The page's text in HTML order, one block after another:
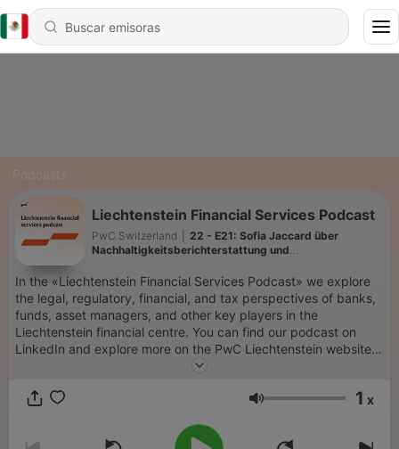
Podcasts
Liechtenstein Financial Services Podcast
PwC Switzerland
22 - E21: Sofia Jaccard über
Nachhaltigkeitsberichterstattung und
In the «Liechtenstein Financial Services Podcast» we explore
the legal, regulatory, financial, and tax perspectives of banks,
funds, asset managers, and other key players in the
Liechtenstein financial centre. You can find our podcast on
LinkedIn and explore more on the PwC Liechtenstein website,
where we share additional resources and episode highlights.
Podcasts.
Volumen 1 x